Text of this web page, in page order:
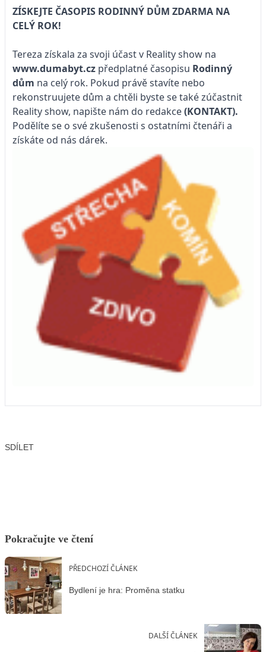
ZÍSKEJTE ČASOPIS RODINNÝ DŮM ZDARMA NA
CELÝ ROK!
Tereza získala za svoji účast v Reality show na
www.dumabyt.cz předplatné časopisu Rodinný
dům na celý rok. Pokud právě stavíte nebo
rekonstruujete dům a chtěli byste se také zúčastnit
Reality show, napište nám do redakce(KONTAKT).
Podělíte se o své zkušenosti s ostatními čtenáři a
získáte od nás dárek.
SDÍLET
Pokračujte ve čtení
PŘEDCHOZÍ ČLÁNEK
Bydlení je hra: Proměna statku
DALŠÍ ČLÁNEK